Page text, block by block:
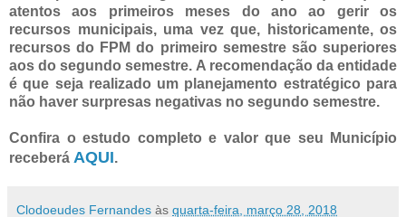
atentos aos primeiros meses do ano ao gerir os
recursos municipais, uma vez que, historicamente, os
recursos do FPM do primeiro semestre são superiores
aos do segundo semestre. A recomendação da entidade
é que seja realizado um planejamento estratégico para
não haver surpresas negativas no segundo semestre.
Confira o estudo completo e valor que seu Município
receberá AQUI.
Clodoeudes Fernandes às quarta-feira, março 28, 2018